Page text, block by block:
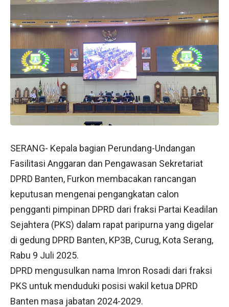
SERANG- Kepala bagian Perundang-Undangan
Fasilitasi Anggaran dan Pengawasan Sekretariat
DPRD Banten, Furkon membacakan rancangan
keputusan mengenai pengangkatan calon
pengganti pimpinan DPRD dari fraksi Partai Keadilan
Sejahtera (PKS) dalam rapat paripurna yang digelar
di gedung DPRD Banten, KP3B, Curug, Kota Serang,
Rabu 9 Juli 2025.
DPRD mengusulkan nama Imron Rosadi dari fraksi
PKS untuk menduduki posisi wakil ketua DPRD
Banten masa jabatan 2024-2029.